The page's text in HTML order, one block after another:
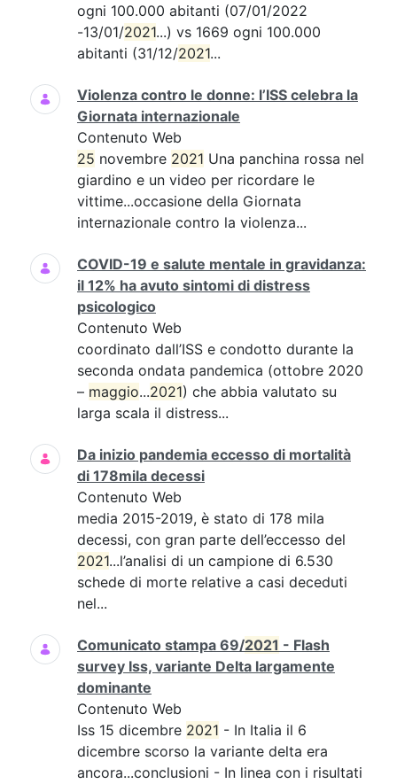
ogni 100.000 abitanti (07/01/2022
-13/01/2021...) vs 1669 ogni 100.000
abitanti (31/12/2021...
Violenza contro le donne: l’ISS celebra la
Giornata internazionale
Contenuto Web
25 novembre 2021 Una panchina rossa nel
giardino e un video per ricordare le
vittime...occasione della Giornata
internazionale contro la violenza...
COVID-19 e salute mentale in gravidanza:
il 12% ha avuto sintomi di distress
psicologico
Contenuto Web
coordinato dall’ISS e condotto durante la
seconda ondata pandemica (ottobre 2020
– maggio...2021) che abbia valutato su
larga scala il distress...
Da inizio pandemia eccesso di mortalità
di 178mila decessi
Contenuto Web
media 2015-2019, è stato di 178 mila
decessi, con gran parte dell’eccesso del
2021...l’analisi di un campione di 6.530
schede di morte relative a casi deceduti
nel...
Comunicato stampa 69/2021 - Flash
survey Iss, variante Delta largamente
dominante
Contenuto Web
Iss 15 dicembre 2021 - In Italia il 6
dicembre scorso la variante delta era
ancora...conclusioni - In linea con i risultati